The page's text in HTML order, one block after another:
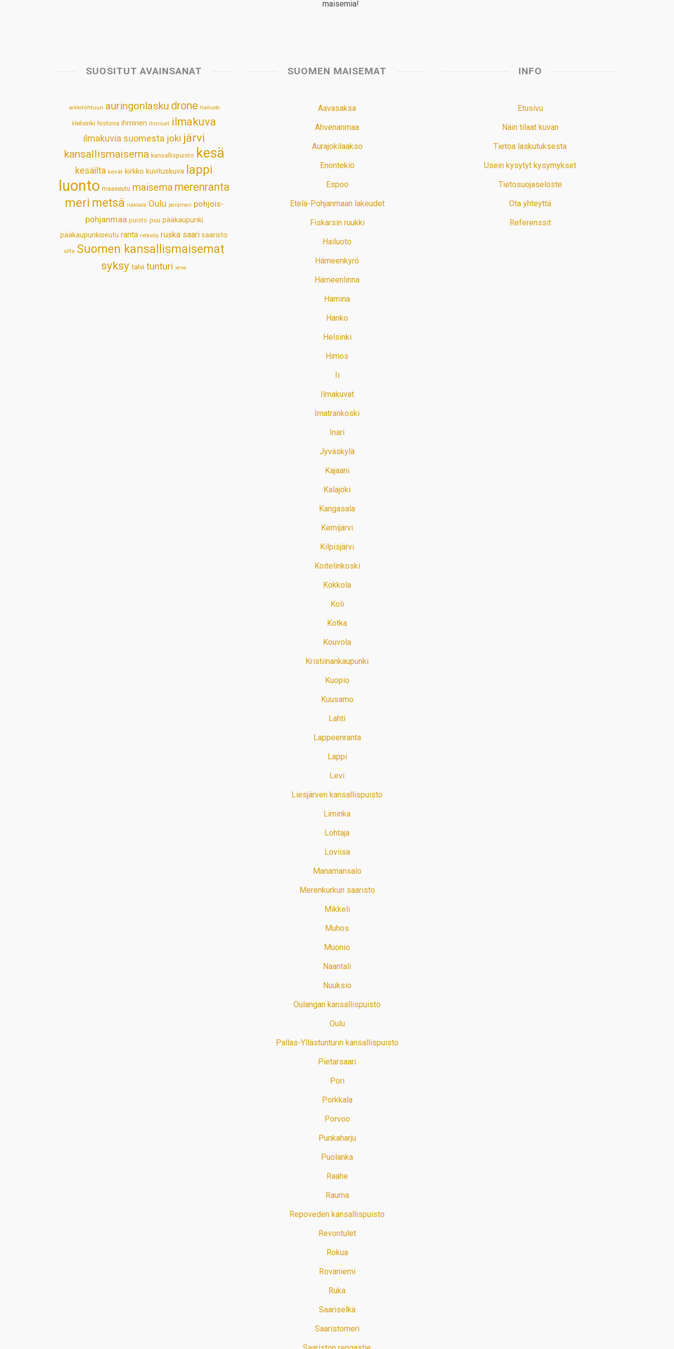
maisemia!
SUOSITUT AVAINSANAT
arkkitehtuuri auringonlasku drone hailuoto
Helsinki historia ihminen ihmiset ilmakuva
ilmakuvia suomesta joki järvi
kansallismaisema kansallispuisto kesä
kesäilta kevät kirkko kuvituskuva lappi
luonto maaseutu maisema merenranta
meri metsä näköala Oulu perämeri pohjois-
pohjanmaa puisto puu pääkaupunki
pääkaupunkiseutu ranta retkeily ruska saari saaristo
silta Suomen kansallismaisemat
syksy talvi tunturi vene
SUOMEN MAISEMAT
Aavasaksa
Ahvenanmaa
Aurajokilaakso
Enontekiö
Espoo
Etelä-Pohjanmaan lakeudet
Fiskarsin ruukki
Hailuoto
Hämeenkyrö
Hämeenlinna
Hamina
Hanko
Helsinki
Himos
Ii
Ilmakuvat
Imatrankoski
Inari
Jyväskylä
Kajaani
Kalajoki
Kangasala
Kemijärvi
Kilpisjärvi
Koitelinkoski
Kokkola
Koli
Kotka
Kouvola
Kristiinankaupunki
Kuopio
Kuusamo
Lahti
Lappeenranta
Lappi
Levi
Liesjärven kansallispuisto
Liminka
Lohtaja
Loviisa
Manamansalo
Merenkurkun saaristo
Mikkeli
Muhos
Muonio
Naantali
Nuuksio
Oulangan kansallispuisto
Oulu
Pallas-Yllästunturin kansallispuisto
Pietarsaari
Pori
Porkkala
Porvoo
Punkaharju
Puolanka
Raahe
Rauma
Repoveden kansallispuisto
Revontulet
Rokua
Rovaniemi
Ruka
Saariselkä
Saaristomeri
INFO
Etusivu
Näin tilaat kuvan
Tietoa laskutuksesta
Usein kysytyt kysymykset
Tietosuojaseloste
Ota yhteyttä
Referenssit